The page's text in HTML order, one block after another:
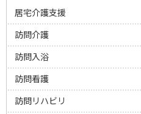
居宅介護支援
訪問介護
訪問入浴
訪問看護
訪問リハビリ